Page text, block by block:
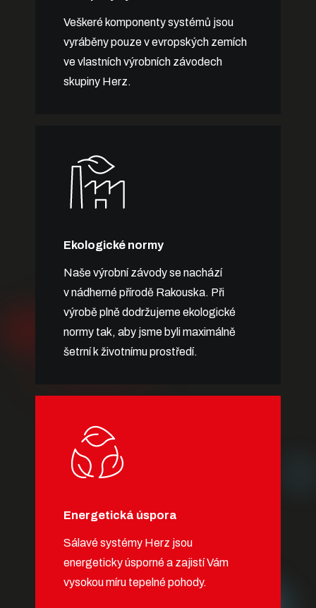
Veškeré komponenty systémů jsou
vyráběny pouze v evropských zemích
ve vlastních výrobních závodech
skupiny Herz.
Ekologické normy
Naše výrobní závody se nachází
v nádherné přírodě Rakouska. Při
výrobě plně dodržujeme ekologické
normy tak, aby jsme byli maximálně
šetrní k životnímu prostředí.
Energetická úspora
Sálavé systémy Herz jsou
energeticky úsporné a zajistí Vám
vysokou míru tepelné pohody.